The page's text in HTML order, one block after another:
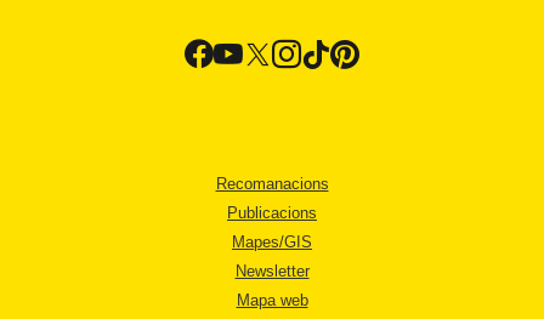
Recomanacions
Publicacions
Mapes/GIS
Newsletter
Mapa web